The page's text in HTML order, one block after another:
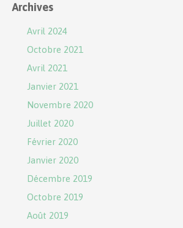
Archives
Avril 2024
Octobre 2021
Avril 2021
Janvier 2021
Novembre 2020
Juillet 2020
Février 2020
Janvier 2020
Décembre 2019
Octobre 2019
Août 2019